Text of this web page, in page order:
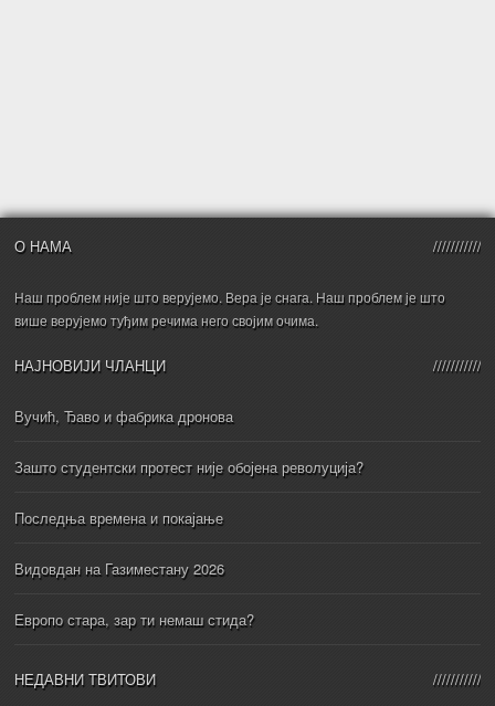
О НАМА
Наш проблем није што верујемо. Вера је снага. Наш проблем је што
више верујемо туђим речима него својим очима.
НАЈНОВИЈИ ЧЛАНЦИ
Вучић, Ђаво и фабрика дронова
Зашто студентски протест није обојена револуција?
Последња времена и покајање
Видовдан на Газиместану 2026
Европо стара, зар ти немаш стида?
НЕДАВНИ ТВИТОВИ